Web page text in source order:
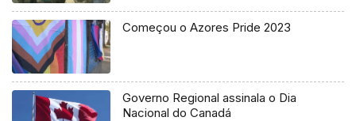
Começou o Azores Pride 2023
Governo Regional assinala o Dia
Nacional do Canadá